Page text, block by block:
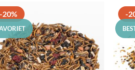
20%
Toevoegen
aan
favorieten
-